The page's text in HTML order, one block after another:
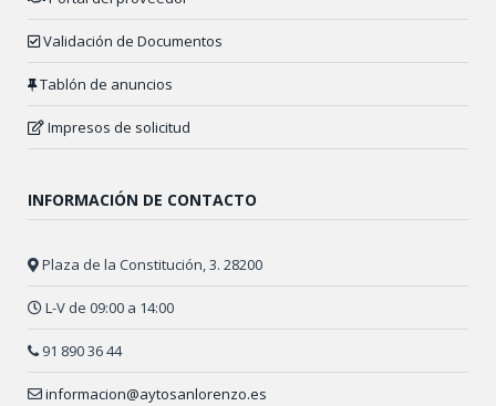
Validación de Documentos
Tablón de anuncios
Impresos de solicitud
INFORMACIÓN DE CONTACTO
Plaza de la Constitución, 3. 28200
L-V de 09:00 a 14:00
91 890 36 44
informacion@aytosanlorenzo.es